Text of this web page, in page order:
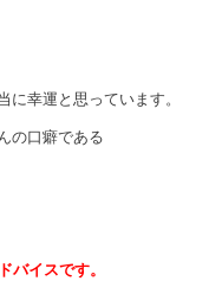
幸運と思っています。
の口癖である
イスです。